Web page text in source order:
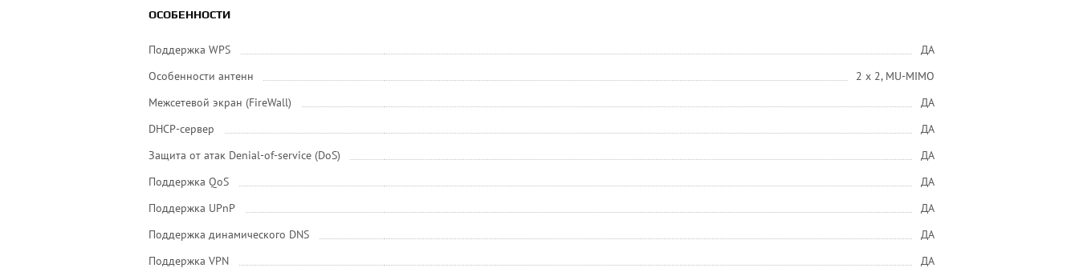
ОСОБЕННОСТИ
Поддержка WPS
ДА
Особенности антенн
2 x 2, MU-MIMO
Межсетевой экран (FireWall)
ДА
DHCP-сервер
ДА
Защита от атак Denial-of-service (DoS)
ДА
Поддержка QoS
ДА
Поддержка UPnP
ДА
Поддержка динамического DNS
ДА
Поддержка VPN
ДА